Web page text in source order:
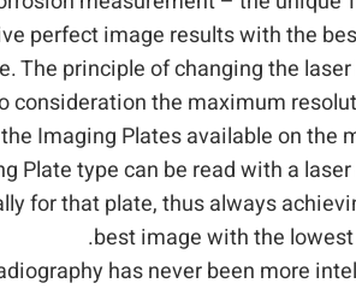
perfect image results with the
The principle of changing the
consideration the maximum
the Imaging Plates available on the
Plate type can be read with a
for that plate, thus always
best image with the lowest
has never been more